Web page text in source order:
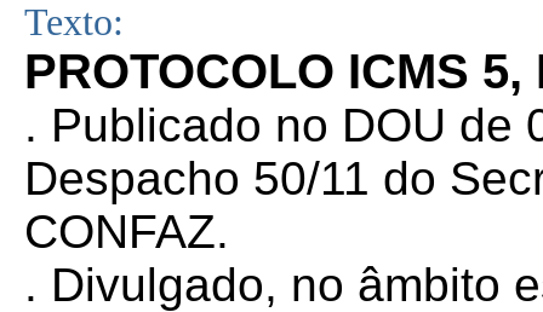
Texto:
PROTOCOLO ICMS 5,
. Publicado no DOU de
Despacho 50/11 do
CONFAZ.
. Divulgado, no âmbito